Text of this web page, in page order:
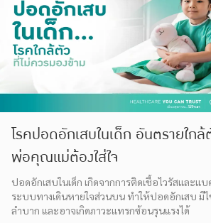
โรคปอดอักเสบในเด็ก อันตรายใก
พ่อคุณแม่ต้องใส่ใจ
ปอดอักเสบในเด็ก เกิดจากการติดเชื้อไวรัสและแบ
ระบบทางเดินหายใจส่วนบน ทำให้ปอดอักเสบ มีไ
ลำบาก และอาจเกิดภาวะแทรกซ้อนรุนแรงได้